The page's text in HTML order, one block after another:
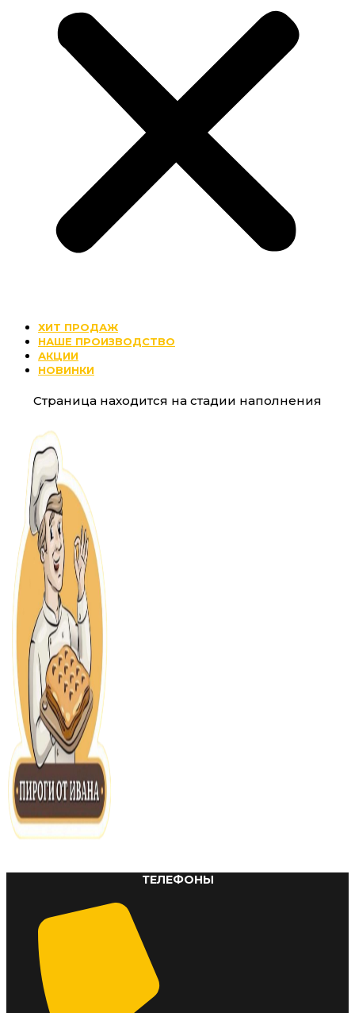
ХИТ ПРОДАЖ
НАШЕ ПРОИЗВОДСТВО
АКЦИИ
НОВИНКИ
Страница находится на стадии наполнения
ТЕЛЕФОНЫ